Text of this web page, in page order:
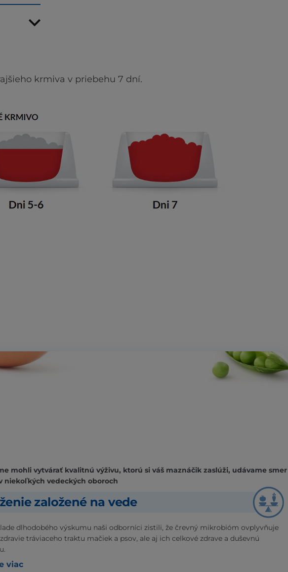
krmiva v priebehu 7 dní.
mohli vytvárať kvalitnú výživu, ktorú si váš maznáčik zaslúži, udávame smer
niekoľkých vedeckých oboroch
založené na vede
dlhodobého výskumu naši odborníci zistili, že črevný mikrobióm ovplyvňuje
tráviaceho traktu mačiek a psov, ale aj ich celkové zdrave a duševnú
viac